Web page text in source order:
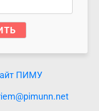
ПИМУ